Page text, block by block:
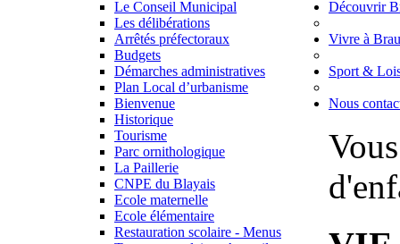
Le Conseil Municipal
Les délibérations
Arrêtés préfectoraux
Budgets
Démarches administratives
Plan Local d’urbanisme
Découvrir
Bienvenue
Historique
Tourisme
Parc ornithologique
La Paillerie
CNPE du Blayais
Vivre à
Ecole maternelle
Ecole élémentaire
Restauration scolaire - Menus
Sport &
Nous